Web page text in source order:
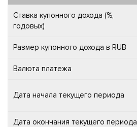
Ставка купонного дохода (%,
годовых)
Размер купонного дохода в RUB
Валюта платежа
Дата начала текущего периода
Дата окончания текущего периода